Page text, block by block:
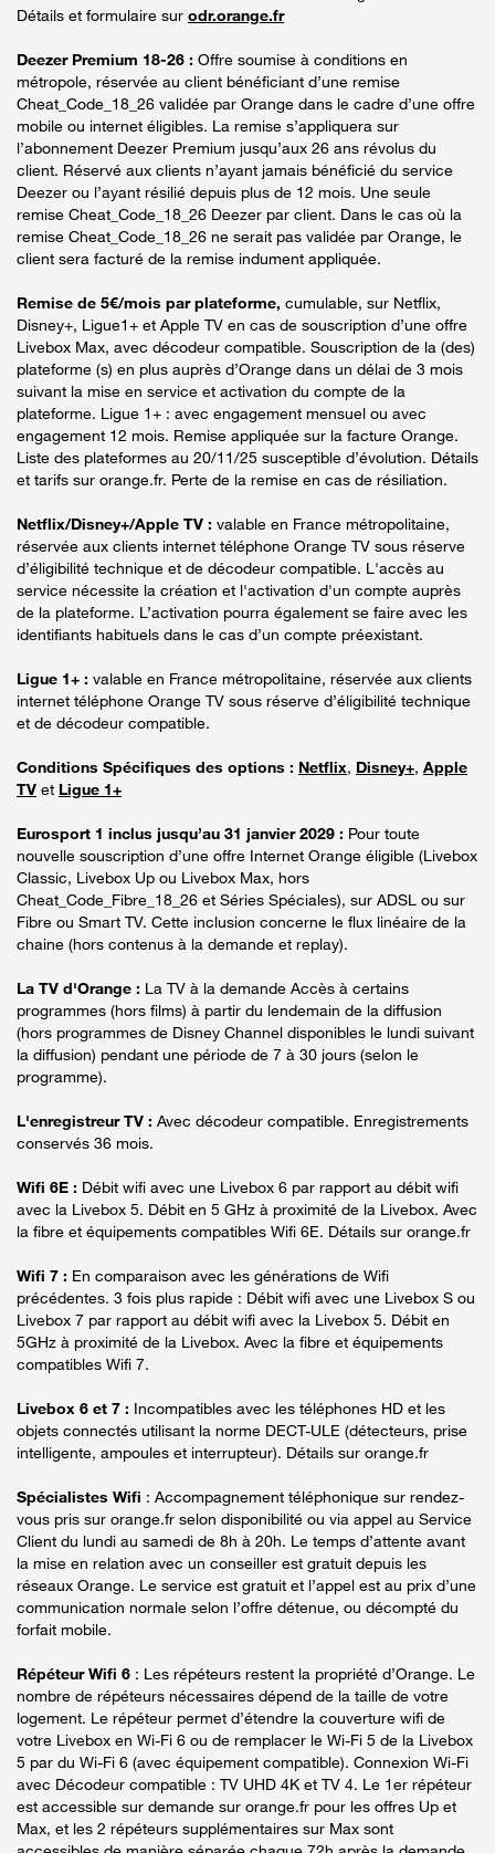
Détails et formulaire sur odr.orange.fr
Deezer Premium 18-26 : Offre soumise à conditions en
métropole, réservée au client bénéficiant d’une remise
Cheat_Code_18_26 validée par Orange dans le cadre d’une offre
mobile ou internet éligibles. La remise s’appliquera sur
l’abonnement Deezer Premium jusqu’aux 26 ans révolus du
client. Réservé aux clients n’ayant jamais bénéficié du service
Deezer ou l’ayant résilié depuis plus de 12 mois. Une seule
remise Cheat_Code_18_26 Deezer par client. Dans le cas où la
remise Cheat_Code_18_26 ne serait pas validée par Orange, le
client sera facturé de la remise indument appliquée.
Remise de 5€/mois par plateforme, cumulable, sur Netflix,
Disney+, Ligue1+ et Apple TV en cas de souscription d’une offre
Livebox Max, avec décodeur compatible. Souscription de la (des)
plateforme (s) en plus auprès d’Orange dans un délai de 3 mois
suivant la mise en service et activation du compte de la
plateforme. Ligue 1+ : avec engagement mensuel ou avec
engagement 12 mois. Remise appliquée sur la facture Orange.
Liste des plateformes au 20/11/25 susceptible d’évolution. Détails
et tarifs sur orange.fr. Perte de la remise en cas de résiliation.
Netflix/Disney+/Apple TV : valable en France métropolitaine,
réservée aux clients internet téléphone Orange TV sous réserve
d’éligibilité technique et de décodeur compatible. L'accès au
service nécessite la création et l'activation d'un compte auprès
de la plateforme. L’activation pourra également se faire avec les
identifiants habituels dans le cas d’un compte préexistant.
Ligue 1+ : valable en France métropolitaine, réservée aux clients
internet téléphone Orange TV sous réserve d’éligibilité technique
et de décodeur compatible.
Conditions Spécifiques des options : Netflix, Disney+, Apple
TV et Ligue 1+
Eurosport 1 inclus jusqu’au 31 janvier 2029 : Pour toute
nouvelle souscription d’une offre Internet Orange éligible (Livebox
Classic, Livebox Up ou Livebox Max, hors
Cheat_Code_Fibre_18_26 et Séries Spéciales), sur ADSL ou sur
Fibre ou Smart TV. Cette inclusion concerne le flux linéaire de la
chaine (hors contenus à la demande et replay).
La TV d'Orange : La TV à la demande Accès à certains
programmes (hors films) à partir du lendemain de la diffusion
(hors programmes de Disney Channel disponibles le lundi suivant
la diffusion) pendant une période de 7 à 30 jours (selon le
programme).
L'enregistreur TV : Avec décodeur compatible. Enregistrements
conservés 36 mois.
Wifi 6E : Débit wifi avec une Livebox 6 par rapport au débit wifi
avec la Livebox 5. Débit en 5 GHz à proximité de la Livebox. Avec
la fibre et équipements compatibles Wifi 6E. Détails sur orange.fr
Wifi 7 : En comparaison avec les générations de Wifi
précédentes. 3 fois plus rapide : Débit wifi avec une Livebox S ou
Livebox 7 par rapport au débit wifi avec la Livebox 5. Débit en
5GHz à proximité de la Livebox. Avec la fibre et équipements
compatibles Wifi 7.
Livebox 6 et 7 : Incompatibles avec les téléphones HD et les
objets connectés utilisant la norme DECT-ULE (détecteurs, prise
intelligente, ampoules et interrupteur). Détails sur orange.fr
Spécialistes Wifi : Accompagnement téléphonique sur rendez-
vous pris sur orange.fr selon disponibilité ou via appel au Service
Client du lundi au samedi de 8h à 20h. Le temps d’attente avant
la mise en relation avec un conseiller est gratuit depuis les
réseaux Orange. Le service est gratuit et l’appel est au prix d’une
communication normale selon l’offre détenue, ou décompté du
forfait mobile.
Répéteur Wifi 6 : Les répéteurs restent la propriété d’Orange. Le
nombre de répéteurs nécessaires dépend de la taille de votre
logement. Le répéteur permet d’étendre la couverture wifi de
votre Livebox en Wi-Fi 6 ou de remplacer le Wi-Fi 5 de la Livebox
5 par du Wi-Fi 6 (avec équipement compatible). Connexion Wi-Fi
avec Décodeur compatible : TV UHD 4K et TV 4. Le 1er répéteur
est accessible sur demande sur orange.fr pour les offres Up et
Max, et les 2 répéteurs supplémentaires sur Max sont